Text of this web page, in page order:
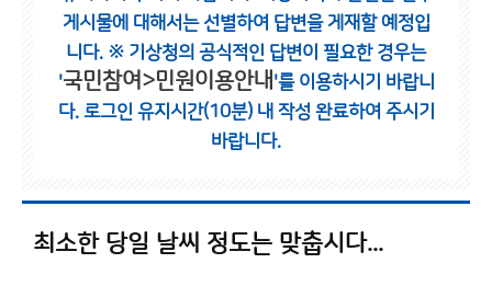
게시물에 대해서는 선별하여 답변을 게재할 예정입
니다. ※ 기상청의 공식적인 답변이 필요한 경우는
'국민참여>민원이용안내 '를 이용하시기 바랍니
다. 로그인 유지시간(10분) 내 작성 완료하여 주시기
바랍니다.
최소한 당일 날씨 정도는 맞춥시다...